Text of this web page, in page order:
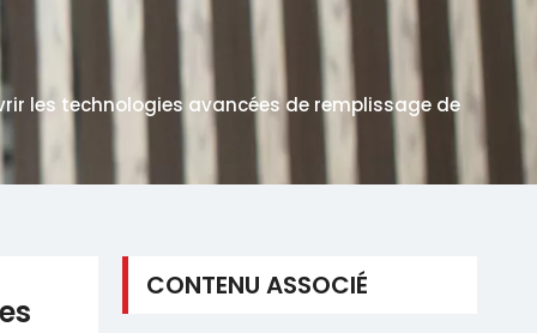
les technologies avancées de remplissage de
CONTENU ASSOCIÉ